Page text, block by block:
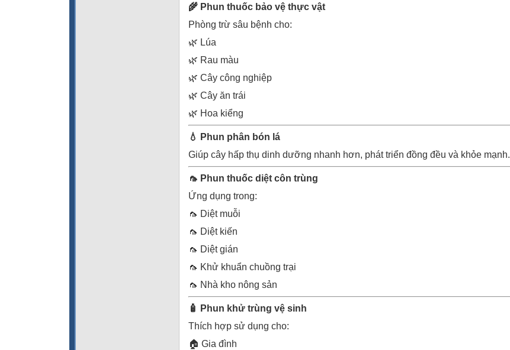
🌾 Phun thuốc bảo vệ thực vật
Phòng trừ sâu bệnh cho:
🌿 Lúa
🌿 Rau màu
🌿 Cây công nghiệp
🌿 Cây ăn trái
🌿 Hoa kiểng
💧 Phun phân bón lá
Giúp cây hấp thụ dinh dưỡng nhanh hơn, phát triển đồng đều và khỏe mạnh.
🦟 Phun thuốc diệt côn trùng
Ứng dụng trong:
🦟 Diệt muỗi
🦟 Diệt kiến
🦟 Diệt gián
🦟 Khử khuẩn chuồng trại
🦟 Nhà kho nông sản
🧴 Phun khử trùng vệ sinh
Thích hợp sử dụng cho:
🏠 Gia đình